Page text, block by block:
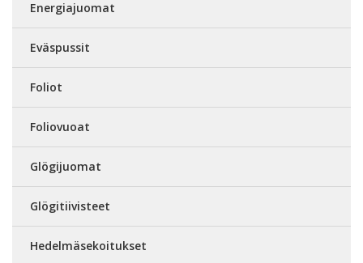
Energiajuomat
Eväspussit
Foliot
Foliovuoat
Glögijuomat
Glögitiivisteet
Hedelmäsekoitukset